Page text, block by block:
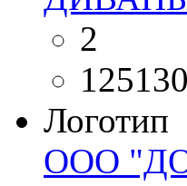
2
Логотип
ООО